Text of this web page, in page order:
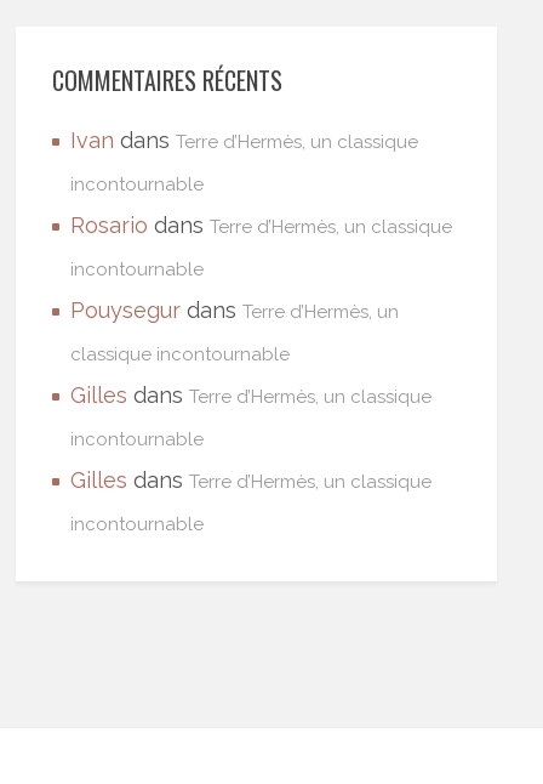
COMMENTAIRES RÉCENTS
Ivan dansTerre d’Hermès, un classique
incontournable
Rosario dansTerre d’Hermès, un classique
incontournable
Pouysegur dansTerre d’Hermès, un
classique incontournable
Gilles dansTerre d’Hermès, un classique
incontournable
Gilles dansTerre d’Hermès, un classique
incontournable